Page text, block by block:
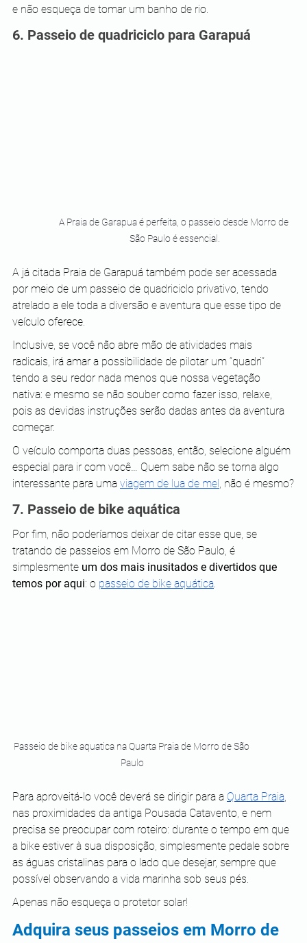
e não esqueça de tomar um banho de rio.
6. Passeio de quadriciclo para Garapuá
A Praia de Garapua é perfeita, o passeio desde Morro de
São Paulo é essencial.
A já citada Praia de Garapuá também pode ser acessada
por meio de um passeio de quadriciclo privativo, tendo
atrelado a ele toda a diversão e aventura que esse tipo de
veículo oferece.
Inclusive, se você não abre mão de atividades mais
radicais, irá amar a possibilidade de pilotar um “quadri”
tendo a seu redor nada menos que nossa vegetação
nativa: e mesmo se não souber como fazer isso, relaxe,
pois as devidas instruções serão dadas antes da aventura
começar.
O veículo comporta duas pessoas, então, selecione alguém
especial para ir com você… Quem sabe não se torna algo
interessante para uma viagem de lua de mel, não é mesmo?
7. Passeio de bike aquática
Por fim, não poderíamos deixar de citar esse que, se
tratando de passeios em Morro de São Paulo, é
simplesmente um dos mais inusitados e divertidos que
temos por aqui: o passeio de bike aquática.
Passeio de bike aquatica na Quarta Praia de Morro de São
Paulo
Para aproveitá-lo você deverá se dirigir para a Quarta Praia
nas proximidades da antiga Pousada Catavento, e nem
precisa se preocupar com roteiro: durante o tempo em que
a bike estiver à sua disposição, simplesmente pedale sobre
as águas cristalinas para o lado que desejar, sempre que
possível observando a vida marinha sob seus pés.
Apenas não esqueça o protetor solar!
Adquira seus passeios em Morro de